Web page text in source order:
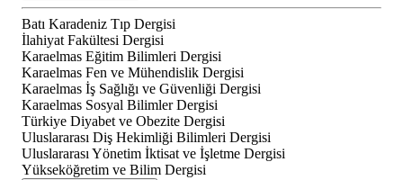
Batı Karadeniz Tıp Dergisi
İlahiyat Fakültesi Dergisi
Karaelmas Eğitim Bilimleri Dergisi
Karaelmas Fen ve Mühendislik Dergisi
Karaelmas İş Sağlığı ve Güvenliği Dergisi
Karaelmas Sosyal Bilimler Dergisi
Türkiye Diyabet ve Obezite Dergisi
Uluslararası Diş Hekimliği Bilimleri Dergisi
Uluslararası Yönetim İktisat ve İşletme Dergisi
Yükseköğretim ve Bilim Dergisi